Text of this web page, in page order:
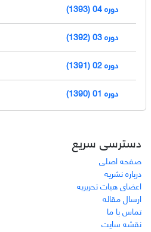
دوره 04 (1393)
دوره 03 (1392)
دوره 02 (1391)
دوره 01 (1390)
دسترسی سریع
صفحه اصلی
درباره نشریه
اعضای هیات تحریریه
ارسال مقاله
تماس با ما
نقشه سایت